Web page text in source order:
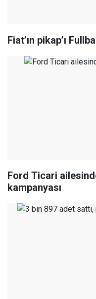
Fiat’ın pikap’ı
Ford Ticari
kampanyası